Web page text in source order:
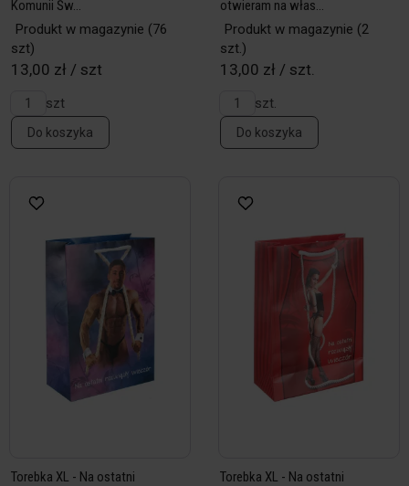
Komunii Św...
Produkt w magazynie (76
szt)
13,00 zł / szt
szt
Do koszyka
otwieram na włas...
Produkt w magazynie (2
szt.)
13,00 zł / szt.
szt.
Do koszyka
Torebka XL - Na ostatni
Torebka XL - Na ostatni